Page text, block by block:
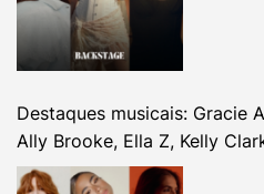
Destaques musicais: Gracie
Ally Brooke, Ella Z, Kelly